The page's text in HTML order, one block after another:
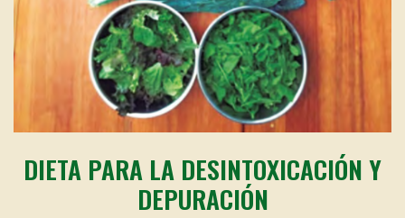
DIETA PARA LA DESINTOXICACIÓN Y
DEPURACIÓN